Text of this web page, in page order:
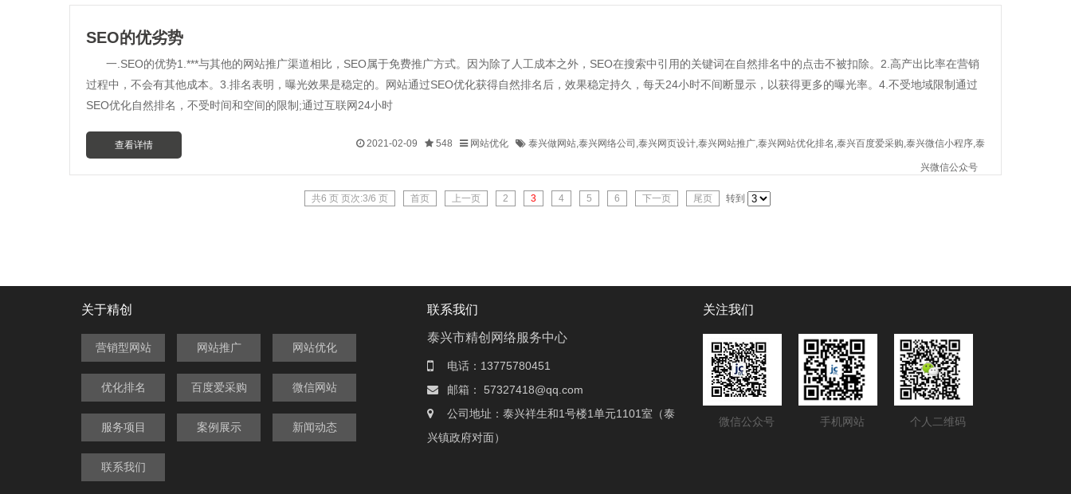
SEO的优劣势
一.SEO的优势1.***与其他的网站推广渠道相比，SEO属于免费推广方式。因为除了人工成本之外，SEO在搜索中引用的关键词在自然排名中的点击不被扣除。2.高产出比率在营销
过程中，不会有其他成本。3.排名表明，曝光效果是稳定的。网站通过SEO优化获得自然排名后，效果稳定持久，每天24小时不间断显示，以获得更多的曝光率。4.不受地域限制通过
SEO优化自然排名，不受时间和空间的限制;通过互联网24小时
查看详情 2021-02-09 548 网站优化 泰兴做网站,泰兴网络公司,泰兴网页设计,泰兴网站推广,泰兴网站优化排名,泰兴百度爱采购,泰兴微信小程序,泰
兴微信公众号
共6 页 页次:3/6 页 首页 上一页 2 3 4 5 6 下一页 尾页 转到
关于精创
营销型网站 网站推广 网站优化
优化排名 百度爱采购 微信网站
服务项目 案例展示 新闻动态
联系我们
联系我们
泰兴市精创网络服务中心
电话：13775780451
邮箱： 57327418@qq.com
公司地址：泰兴祥生和1号楼1单元1101室（泰
兴镇政府对面）
关注我们
微信公众号 手机网站 个人二维码